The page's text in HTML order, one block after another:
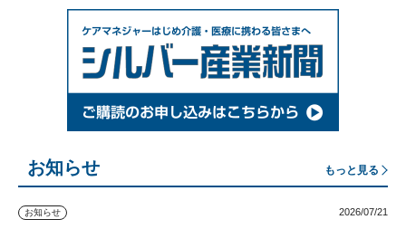
お知らせ もっと見る
お知らせ 2026/07/21